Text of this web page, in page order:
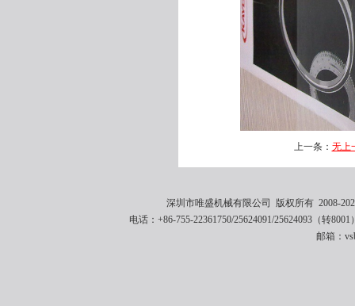
上一条： 无上
深圳市唯盛机械有限公司 版权所有 2008-
电话：+86-755-22361750/25624091/25624093（转
邮箱：